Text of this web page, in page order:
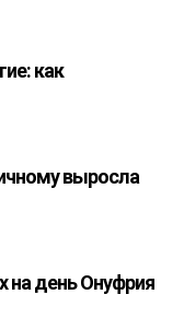
как
выросла
на день Онуфрия